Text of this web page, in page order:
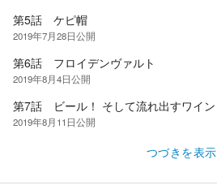
第5話 ケピ帽
2019年7月28日公開
第6話 フロイデンヴァルト
2019年8月4日公開
第7話 ビール！ そして流れ出すワイン
2019年8月11日公開
つづきを表示